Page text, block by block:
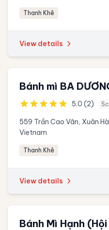
Thanh Khê
View details
Bánh mì BA
5.0 (2)
559 Trần Cao Vân, Xuân
Vietnam
Thanh Khê
View details
Bánh Mì Hạnh